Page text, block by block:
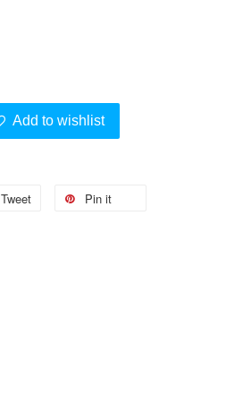
Add to wishlist
Tweet Pin it